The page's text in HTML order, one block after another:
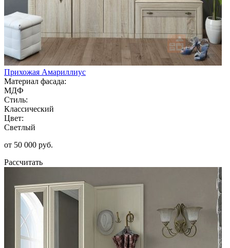
Прихожая Амариллиус
Материал фасада:
МДФ
Стиль:
Классический
Цвет:
Светлый
от 50 000 руб.
Рассчитать